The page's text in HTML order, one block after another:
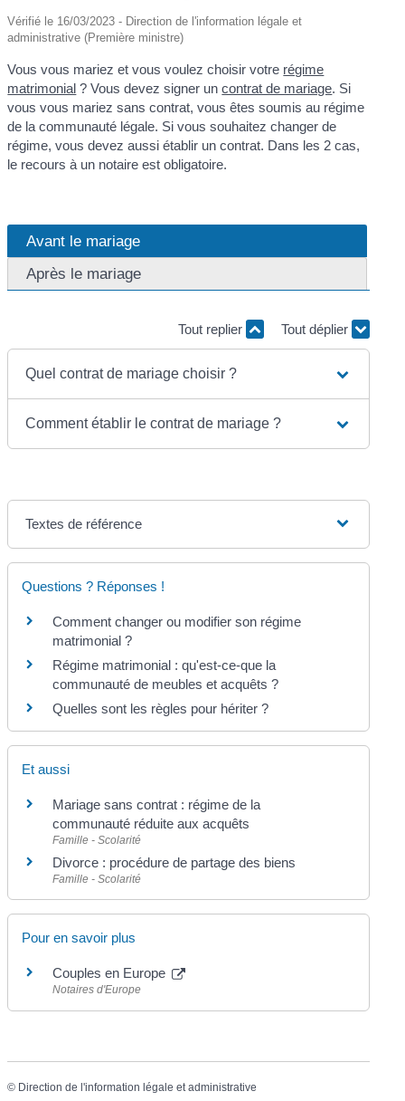
Vérifié le 16/03/2023 - Direction de l'information légale et
administrative (Première ministre)
Vous vous mariez et vous voulez choisir votre régime
matrimonial ? Vous devez signer uncontrat de mariage. Si
vous vous mariez sans contrat, vous êtes soumis au régime
de la communauté légale. Si vous souhaitez changer de
régime, vous devez aussi établir un contrat. Dans les 2 cas,
le recours à un notaire est obligatoire.
Avant le mariage
Après le mariage
Tout replier Tout déplier
Quel contrat de mariage choisir ?
Comment établir le contrat de mariage ?
Textes de référence
Questions ? Réponses !
Comment changer ou modifier son régime
matrimonial ?
Régime matrimonial : qu'est-ce-que la
communauté de meubles et acquêts ?
Quelles sont les règles pour hériter ?
Et aussi
Mariage sans contrat : régime de la
communauté réduite aux acquêts
Famille - Scolarité
Divorce : procédure de partage des biens
Famille - Scolarité
Pour en savoir plus
Couples en Europe
Notaires d'Europe
© Direction de l'information légale et administrative